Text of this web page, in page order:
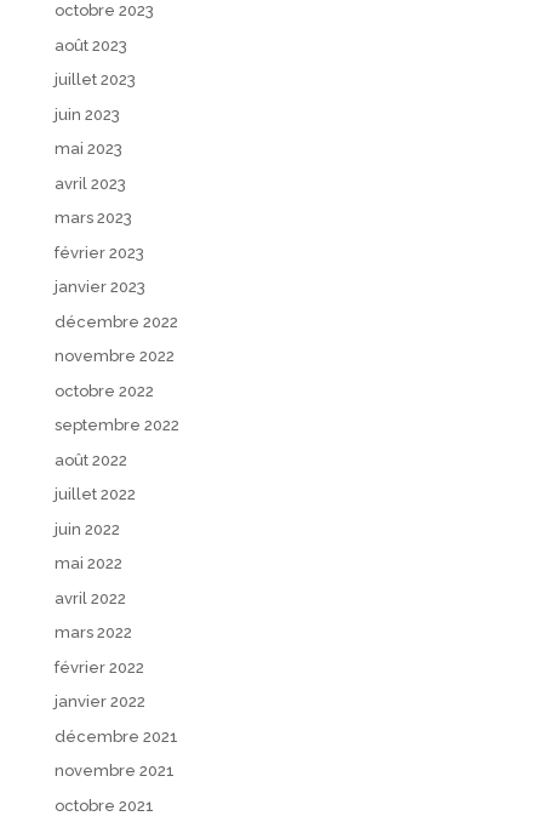
octobre 2023
août 2023
juillet 2023
juin 2023
mai 2023
avril 2023
mars 2023
février 2023
janvier 2023
décembre 2022
novembre 2022
octobre 2022
septembre 2022
août 2022
juillet 2022
juin 2022
mai 2022
avril 2022
mars 2022
février 2022
janvier 2022
décembre 2021
novembre 2021
octobre 2021